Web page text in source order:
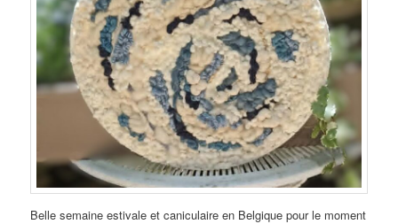
Belle semaine estivale et caniculaire en Belgique pour le moment